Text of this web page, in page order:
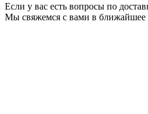
Если у вас есть вопросы по
Мы свяжемся с вами в ближайшее